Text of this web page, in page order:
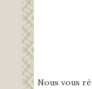
Nous vous